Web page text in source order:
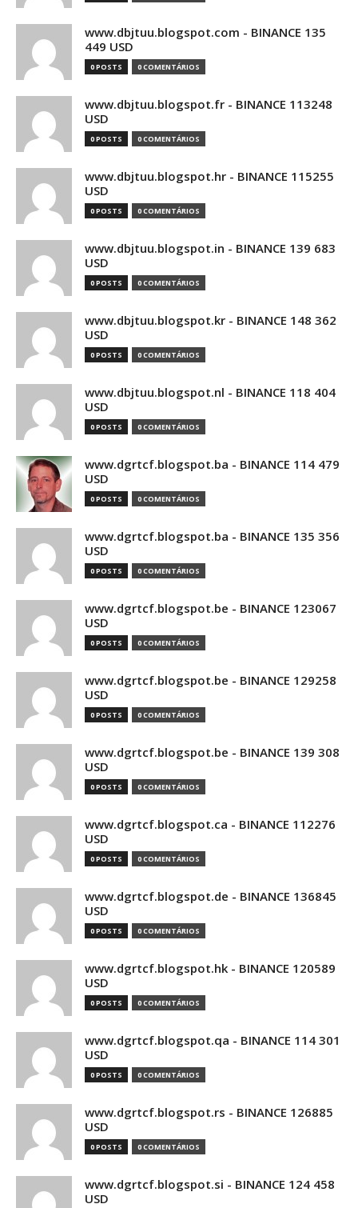
www.dbjtuu.blogspot.com - BINANCE 135
449 USD
0 POSTS 0 COMENTÁRIOS
www.dbjtuu.blogspot.fr - BINANCE 113248
USD
0 POSTS 0 COMENTÁRIOS
www.dbjtuu.blogspot.hr - BINANCE 115255
USD
0 POSTS 0 COMENTÁRIOS
www.dbjtuu.blogspot.in - BINANCE 139 683
USD
0 POSTS 0 COMENTÁRIOS
www.dbjtuu.blogspot.kr - BINANCE 148 362
USD
0 POSTS 0 COMENTÁRIOS
www.dbjtuu.blogspot.nl - BINANCE 118 404
USD
0 POSTS 0 COMENTÁRIOS
www.dgrtcf.blogspot.ba - BINANCE 114 479
USD
0 POSTS 0 COMENTÁRIOS
www.dgrtcf.blogspot.ba - BINANCE 135 356
USD
0 POSTS 0 COMENTÁRIOS
www.dgrtcf.blogspot.be - BINANCE 123067
USD
0 POSTS 0 COMENTÁRIOS
www.dgrtcf.blogspot.be - BINANCE 129258
USD
0 POSTS 0 COMENTÁRIOS
www.dgrtcf.blogspot.be - BINANCE 139 308
USD
0 POSTS 0 COMENTÁRIOS
www.dgrtcf.blogspot.ca - BINANCE 112276
USD
0 POSTS 0 COMENTÁRIOS
www.dgrtcf.blogspot.de - BINANCE 136845
USD
0 POSTS 0 COMENTÁRIOS
www.dgrtcf.blogspot.hk - BINANCE 120589
USD
0 POSTS 0 COMENTÁRIOS
www.dgrtcf.blogspot.qa - BINANCE 114 301
USD
0 POSTS 0 COMENTÁRIOS
www.dgrtcf.blogspot.rs - BINANCE 126885
USD
0 POSTS 0 COMENTÁRIOS
www.dgrtcf.blogspot.si - BINANCE 124 458
USD